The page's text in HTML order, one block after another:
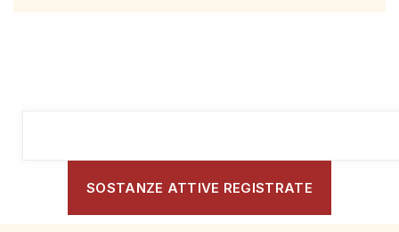
SOSTANZE ATTIVE REGISTRATE